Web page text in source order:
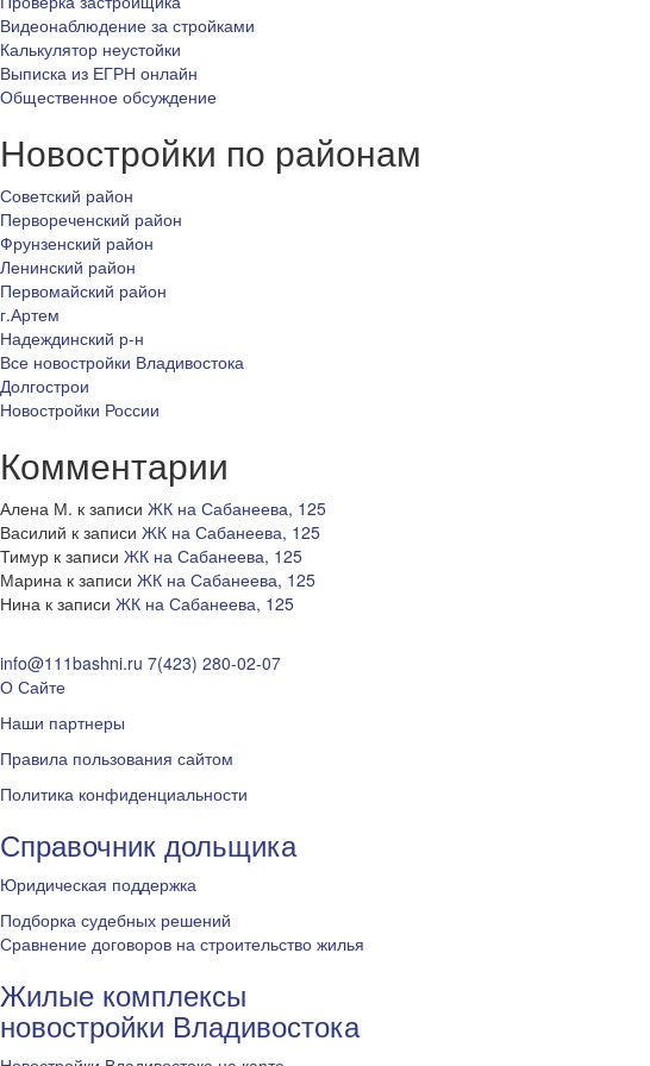
Видеонаблюдение за стройками
Калькулятор неустойки
Выписка из ЕГРН онлайн
Общественное обсуждение
Новостройки по районам
Советский район
Первореченский район
Фрунзенский район
Ленинский район
Первомайский район
г.Артем
Надеждинский р-н
Все новостройки Владивостока
Долгострои
Новостройки России
Комментарии
Алена М. к записи ЖК на Сабанеева, 125
Василий к записи ЖК на Сабанеева, 125
Тимур к записи ЖК на Сабанеева, 125
Марина к записи ЖК на Сабанеева, 125
Нина к записи ЖК на Сабанеева, 125
info@111bashni.ru 7(423) 280-02-07
О Сайте
Наши партнеры
Правила пользования сайтом
Политика конфиденциальности
Справочник дольщика
Юридическая поддержка
Подборка судебных решений
Сравнение договоров на строительство жилья
Жилые комплексы
новостройки Владивостока